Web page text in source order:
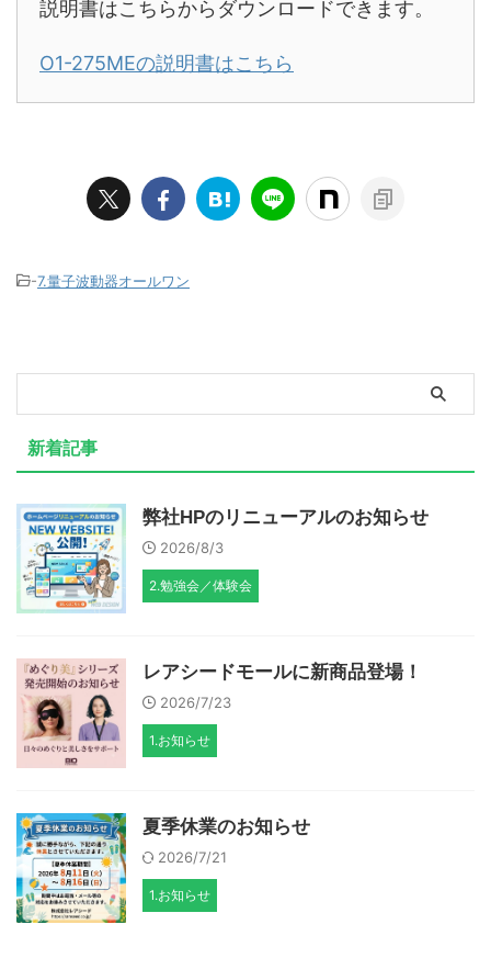
説明書はこちらからダウンロードできます。
O1-275MEの説明書はこちら
-7.量子波動器オールワン
新着記事
弊社HPのリニューアルのお知らせ
2026/8/3
2.勉強会／体験会
レアシードモールに新商品登場！
2026/7/23
1.お知らせ
夏季休業のお知らせ
2026/7/21
1.お知らせ